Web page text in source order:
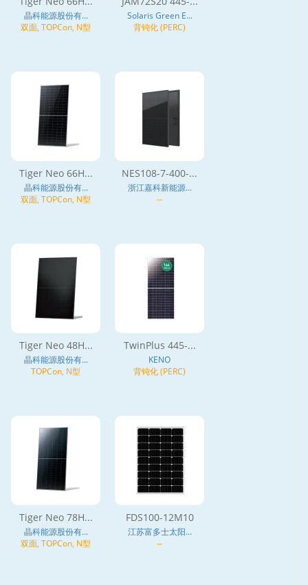
晶科能源股份有...
双面, TOPCon, N型
Solaris Green E...
背钝化 (PERC)
Tiger Neo 66H...
晶科能源股份有...
双面, TOPCon, N型
NES108-7-400-...
浙江嘉科新能源...
--
Tiger Neo 48H...
晶科能源股份有...
TOPCon, N型
TwinPlus 445-...
KENO
背钝化 (PERC)
Tiger Neo 78H...
晶科能源股份有...
双面, TOPCon, N型
FDS100-12M10
江苏富多士太阳...
--